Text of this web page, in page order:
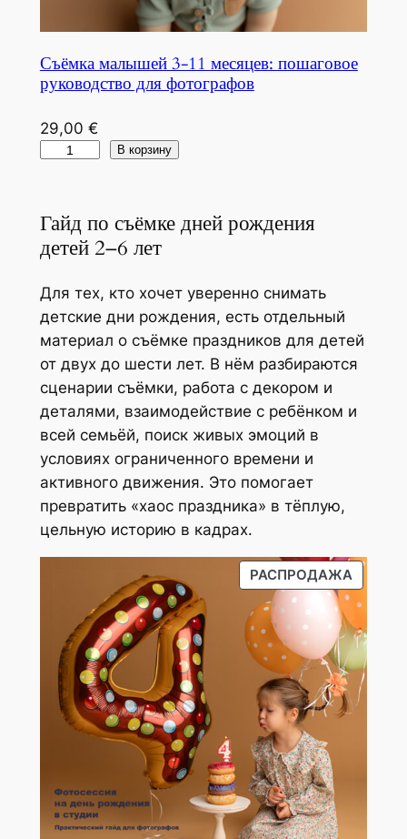
о
н
ь
ю
б
р
н
ф
о
т
о
ф
и
Съёмка малышей 3-11 месяцев: пошаговое
руководство для фотографов
29,00 €
и
ч
с
т
в
о
т
о
в
а
р
а
С
ъ
В корзину
Гайд по съёмке дней рождения
детей 2–6 лет
Для тех, кто хочет уверенно снимать
детские дни рождения, есть отдельный
материал о съёмке праздников для детей
от двух до шести лет. В нём разбираются
сценарии съёмки, работа с декором и
деталями, взаимодействие с ребёнком и
всей семьёй, поиск живых эмоций в
условиях ограниченного времени и
активного движения. Это помогает
превратить «хаос праздника» в тёплую,
цельную историю в кадрах.
РАСПРОДАЖА
Р
Д
А
В
А
Е